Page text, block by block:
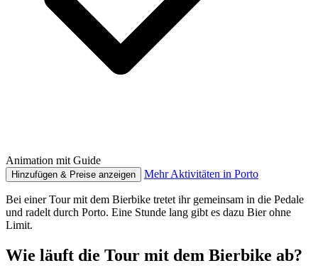
Animation mit Guide
Hinzufügen & Preise anzeigen Mehr Aktivitäten in Porto
Bei einer Tour mit dem Bierbike tretet ihr gemeinsam in die Pedale
und radelt durch Porto. Eine Stunde lang gibt es dazu Bier ohne
Limit.
Wie läuft die Tour mit dem Bierbike ab?